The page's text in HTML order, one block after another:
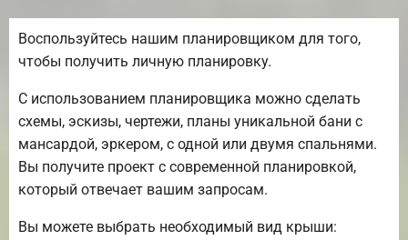
Воспользуйтесь нашим планировщиком для того,
чтобы получить личную планировку.
С использованием планировщика можно сделать
схемы, эскизы, чертежи, планы уникальной бани с
мансардой, эркером, с одной или двумя спальнями.
Вы получите проект с современной планировкой,
который отвечает вашим запросам.
Вы можете выбрать необходимый вид крыши: